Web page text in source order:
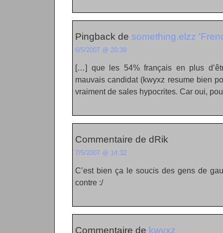
Pingback de something.elzz
6/5/2007 @ 20:39
[…] que les 54% français en plus
mauvais candidat (kwyxz resume bien
vraiment de sales hypocrites. Car oui,
Commentaire de dRik
7/5/2007 @ 14:32
C’est bien ça le soucis des gens de
contre :/
Commentaire de kwyxz